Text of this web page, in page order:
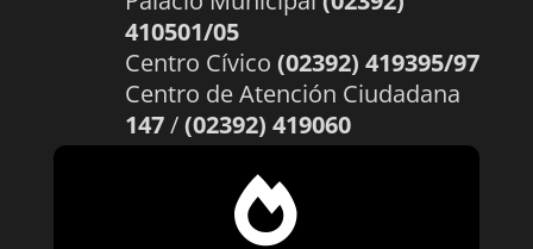
410501/05
Centro Cívico (02392) 419395/97
Centro de Atención Ciudadana
147/(02392) 419060
